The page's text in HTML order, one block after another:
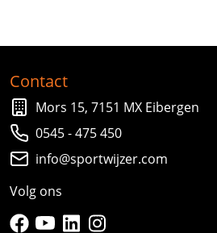
Contact
Mors 15, 7151 MX Eibergen
0545 - 475 450
info@sportwijzer.com
Volg ons
facebookyoutubelinkedininstagram